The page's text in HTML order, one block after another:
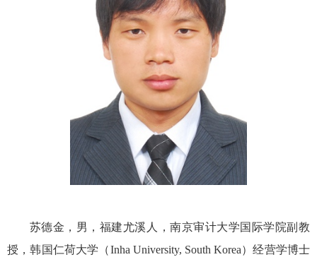
苏德金，男，福建尤溪人，南京审计大学国际学院副教
授，韩国仁荷大学（Inha University, South Korea）经营学博士